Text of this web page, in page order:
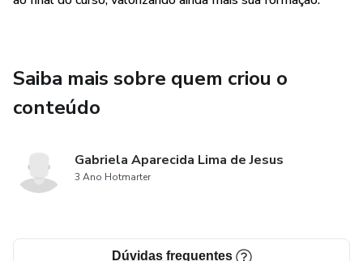
Saiba mais sobre quem criou o
conteúdo
Gabriela Aparecida Lima de Jesus
3 Ano Hotmarter
Dúvidas frequentes